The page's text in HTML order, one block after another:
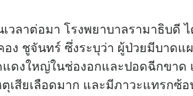
เวลาต่อมา โรงพยาบาลรามาธิบดี
อง ชูจันทร์ ซึ่งระบุว่า ผู้ป่วยมีบาด
แดงใหญ่ในช่องอกและปอดฉีกขาด
ตุเสียเลือดมาก และมีภาวะแทรกซ้